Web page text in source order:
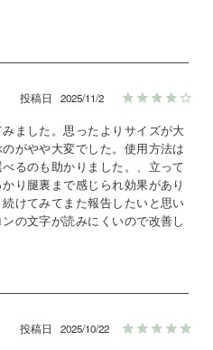
投稿日 2025/11/2
ました。思ったよりサイズが大
がやや大変でした。使用方法は
るのも助かりました。、立って
り腿裏まで感じられ効果があり
けてみてまた報告したいと思い
の文字が読みにくいので改善し
投稿日 2025/10/22